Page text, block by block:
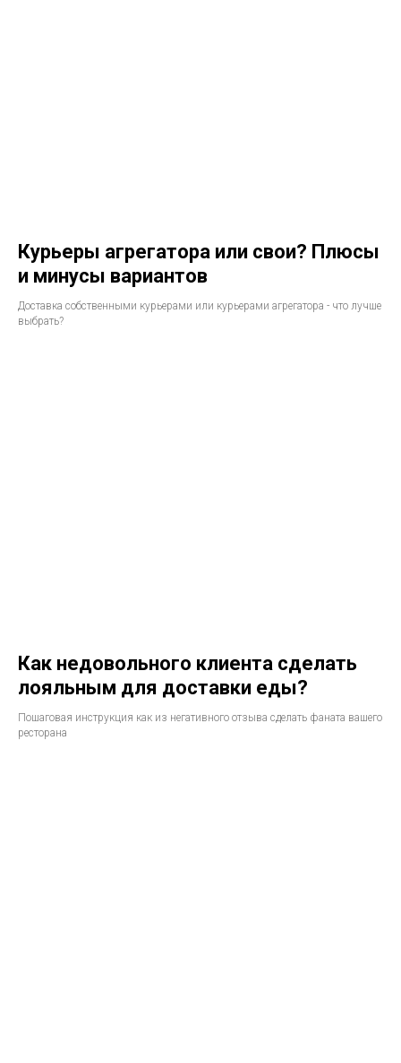
Курьеры агрегатора или свои? Плюсы
и минусы вариантов
Доставка собственными курьерами или курьерами агрегатора - что лучше
выбрать?
Как недовольного клиента сделать
лояльным для доставки еды?
Пошаговая инструкция как из негативного отзыва сделать фаната вашего
ресторана